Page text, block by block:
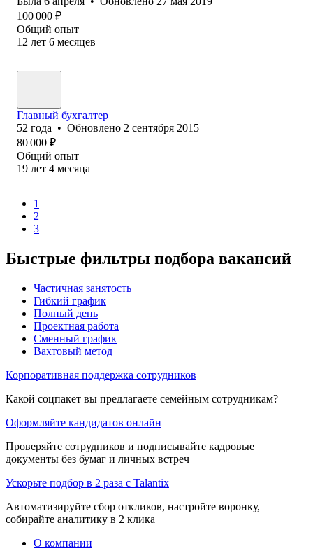
100 000 ₽
Общий опыт
12 лет 6 месяцев
Главный бухгалтер
52 года • Обновлено 2 сентября 2015
80 000 ₽
Общий опыт
19 лет 4 месяца
1
2
3
Быстрые фильтры подбора вакансий
Частичная занятость
Гибкий график
Полный день
Проектная работа
Сменный график
Вахтовый метод
Корпоративная поддержка сотрудников
Какой соцпакет вы предлагаете семейным сотрудникам?
Оформляйте кандидатов онлайн
Проверяйте сотрудников и подписывайте кадровые
документы без бумаг и личных встреч
Ускорьте подбор в 2 раза с Talantix
Автоматизируйте сбор откликов, настройте воронку,
собирайте аналитику в 2 клика
О компании